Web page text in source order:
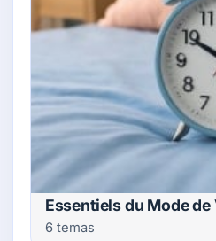
Essentiels du Mode
6 temas